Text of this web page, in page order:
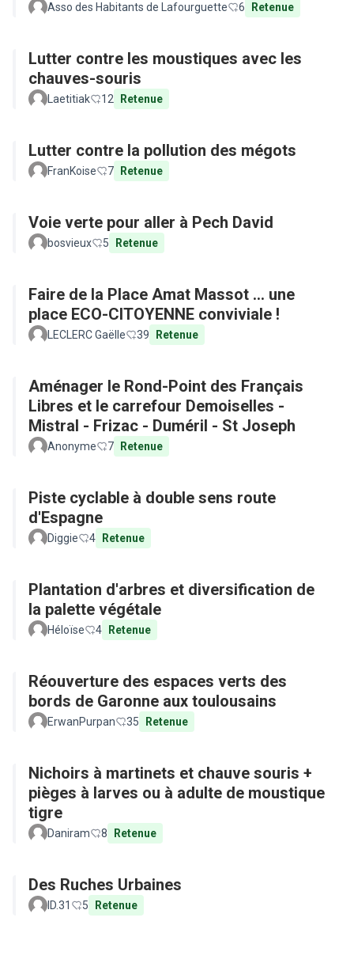
Asso des Habitants de Lafourguette 6 Retenue
Lutter contre les moustiques avec les
chauves-souris
Laetitiak 12 Retenue
Lutter contre la pollution des mégots
FranKoise 7 Retenue
Voie verte pour aller à Pech David
bosvieux 5 Retenue
Faire de la Place Amat Massot ... une
place ECO-CITOYENNE conviviale !
LECLERC Gaëlle 39 Retenue
Aménager le Rond-Point des Français
Libres et le carrefour Demoiselles -
Mistral - Frizac - Duméril - St Joseph
Anonyme 7 Retenue
Piste cyclable à double sens route
d'Espagne
Diggie 4 Retenue
Plantation d'arbres et diversification de
la palette végétale
Héloïse 4 Retenue
Réouverture des espaces verts des
bords de Garonne aux toulousains
ErwanPurpan 35 Retenue
Nichoirs à martinets et chauve souris +
pièges à larves ou à adulte de moustique
tigre
Daniram 8 Retenue
Des Ruches Urbaines
ID.31 5 Retenue